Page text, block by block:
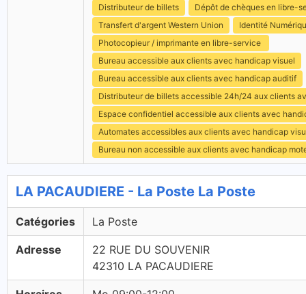
Distributeur de billets
Dépôt de chèques en libre-
Transfert d'argent Western Union
Identité
Photocopieur / imprimante en libre-service
Bureau accessible aux clients avec handicap visuel
Bureau accessible aux clients avec handicap auditif
Distributeur de billets accessible 24h/24 aux clients
Espace confidentiel accessible aux clients avec
Automates accessibles aux clients avec handicap
Bureau non accessible aux clients avec handicap
LA PACAUDIERE - La Poste La Poste
Catégories La Poste
Adresse
22 RUE DU SOUVENIR
42310 LA PACAUDIERE